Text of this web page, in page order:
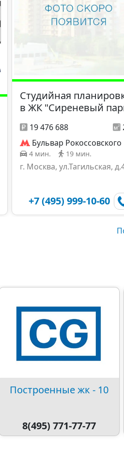
Студийная
в ЖК "Сиреневый
19 476 688
Бульвар Рокоссовского
4 мин. 19 мин.
г. Москва, ул.Тагильская,
+7 (495) 999-10-60
Построенные жк - 10
8(495) 771-77-77